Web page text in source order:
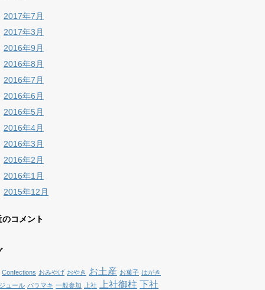
2017年7月
2017年3月
2016年9月
2016年8月
2016年7月
2016年6月
2016年5月
2016年4月
2016年3月
2016年2月
2016年1月
2015年12月
のコメント
Confections おみやげ おやき お土産 お菓子 はがき
ュール バラマキ 一般参加 上社 上社御柱 下社